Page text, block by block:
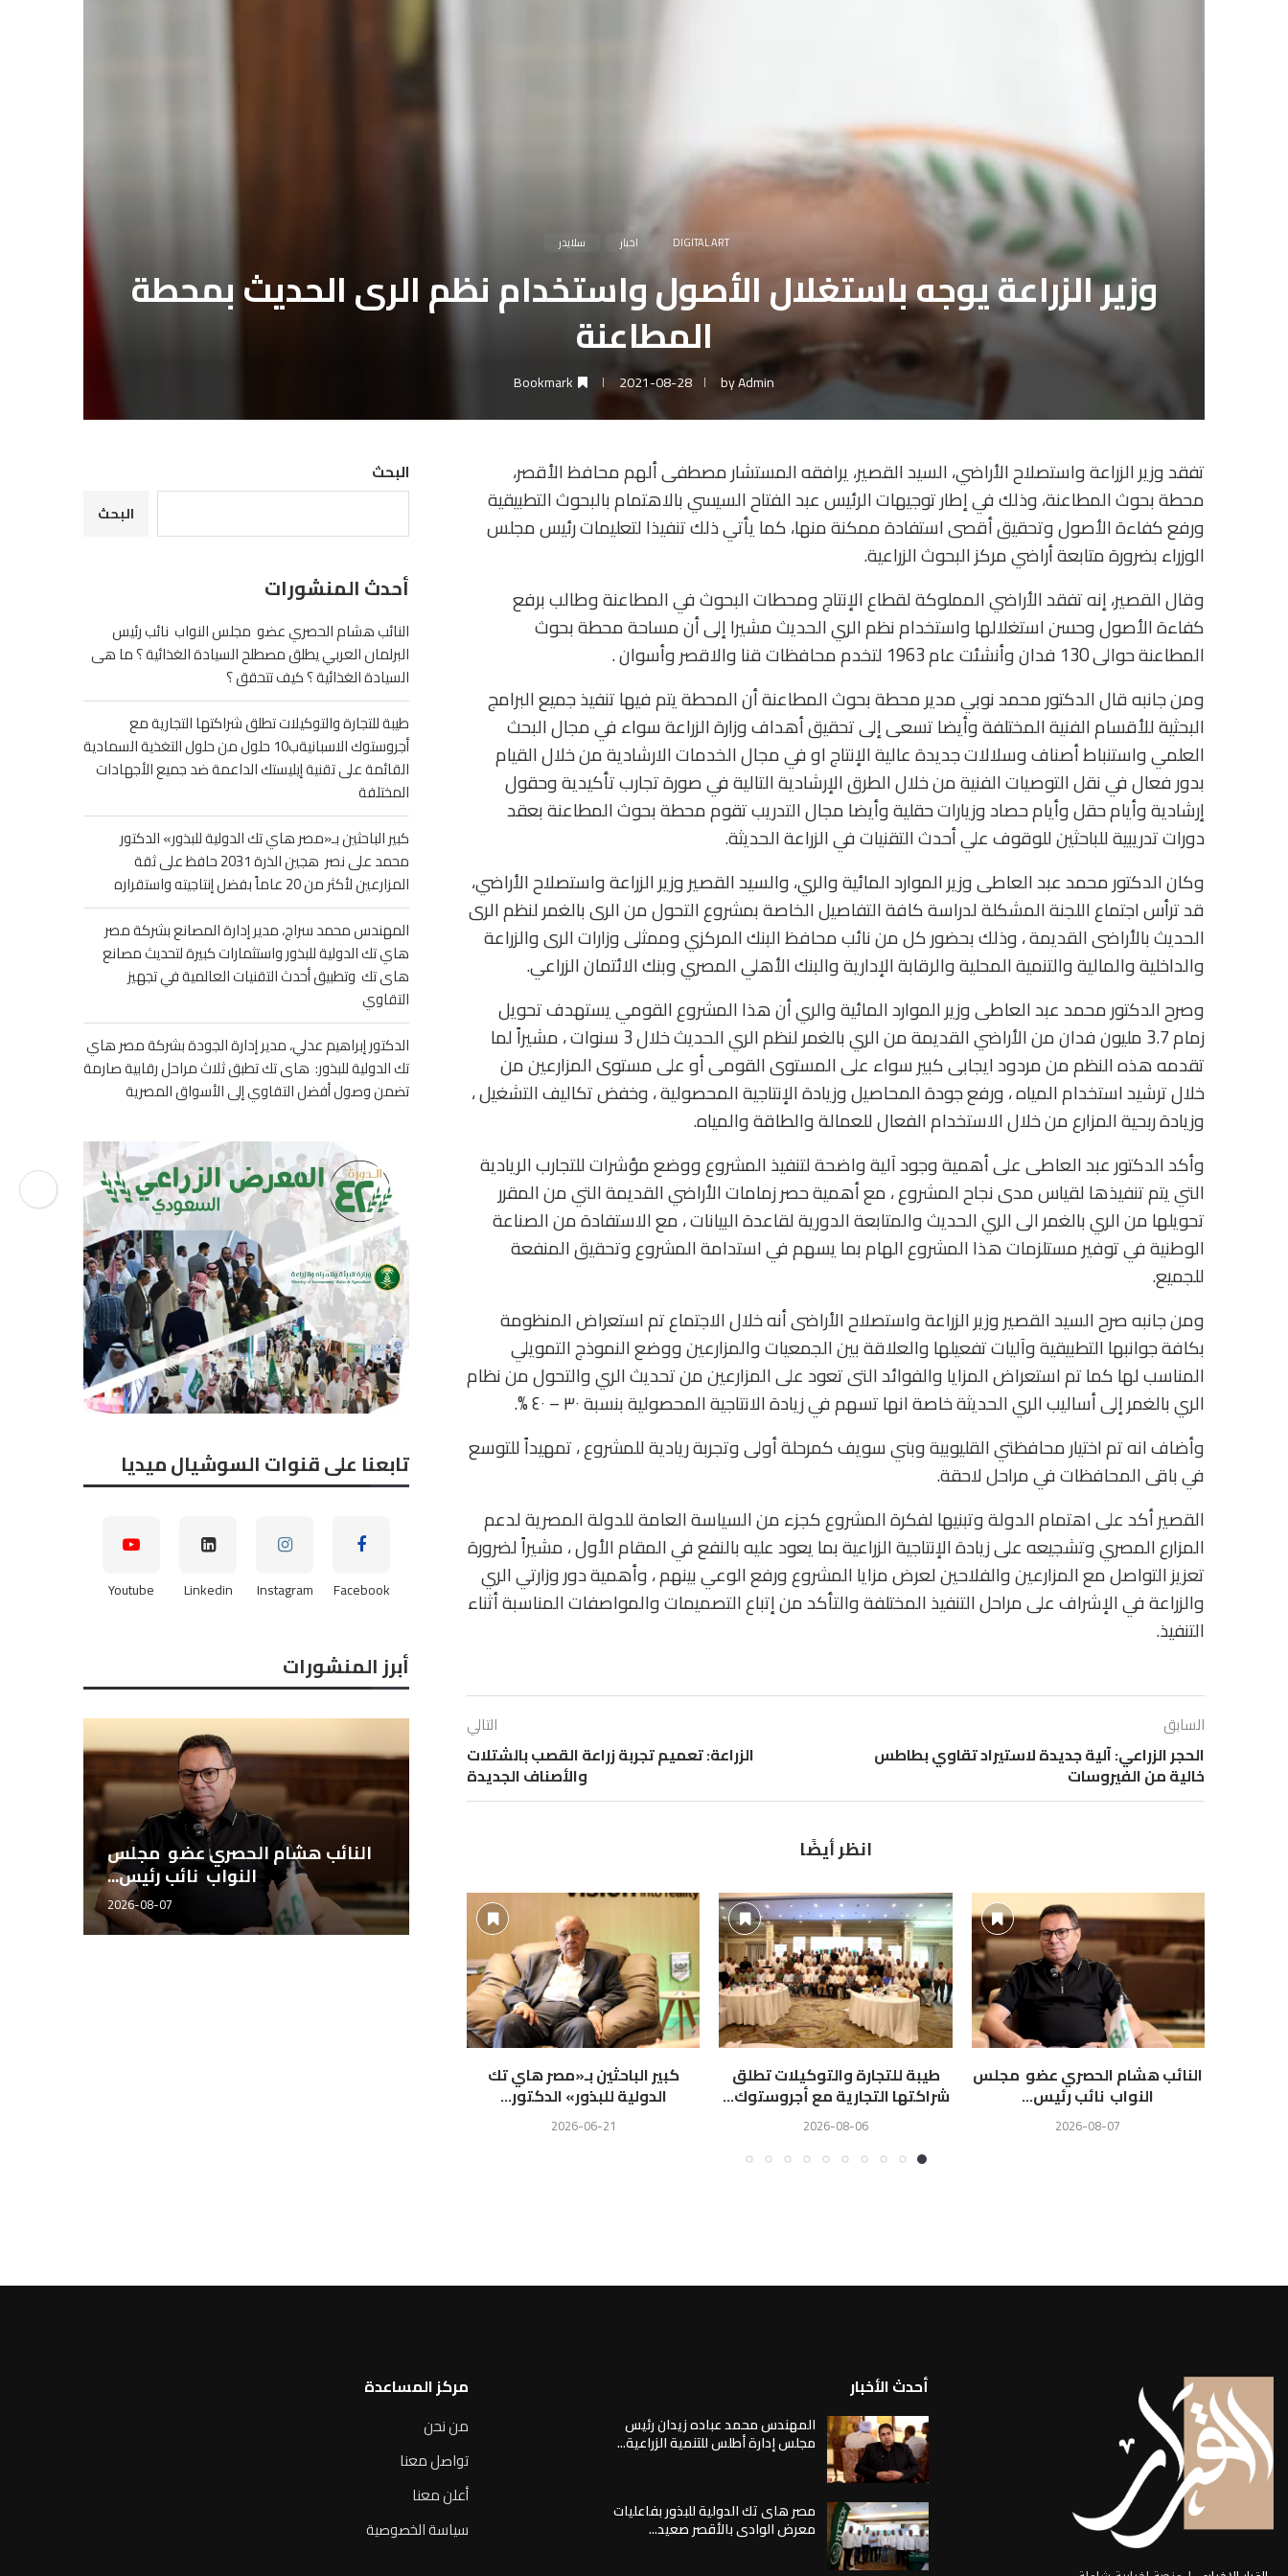
DIGITAL ART اخبار سلايدر
وزير الزراعة يوجه باستغلال الأصول واستخدام نظم الرى الحديث بمحطة
المطاعنة
byAdmin
2021-08-28
Bookmark
تفقد وزير الزراعة واستصلاح الأراضي، السيد القصير، يرافقه المستشار مصطفى ألهم محافظ الأقصر،
محطة بحوث المطاعنة، وذلك في إطار توجيهات الرئيس عبد الفتاح السيسي بالاهتمام بالبحوث التطبيقية
ورفع كفاءة الأصول وتحقيق أقصى استفادة ممكنة منها، كما يأتي ذلك تنفيذا لتعليمات رئيس مجلس
الوزراء بضرورة متابعة أراضي مركز البحوث الزراعية.
وقال القصير، إنه تفقد الأراضي المملوكة لقطاع الإنتاج ومحطات البحوث في المطاعنة وطالب برفع
كفاءة الأصول وحسن استغلالها واستخدام نظم الري الحديث مشيرا إلى أن مساحة محطة بحوث
المطاعنة حوالى 130 فدان وأنشئت عام 1963 لتخدم محافظات قنا والاقصر وأسوان .
ومن جانبه قال الدكتور محمد نوبي مدير محطة بحوث المطاعنة أن المحطة يتم فيها تنفيذ جميع البرامج
البحثية للأقسام الفنية المختلفة وأيضا تسعى إلى تحقيق أهداف وزارة الزراعة سواء في مجال البحث
العلمي واستنباط أصناف وسلالات جديدة عالية الإنتاج او في مجال الخدمات الارشادية من خلال القيام
بدور فعال في نقل التوصيات الفنية من خلال الطرق الإرشادية التالية في صورة تجارب تأكيدية وحقول
إرشادية وأيام حقل وأيام حصاد وزيارات حقلية وأيضا مجال التدريب تقوم محطة بحوث المطاعنة بعقد
دورات تدريبية للباحثين للوقوف علي أحدث التقنيات في الزراعة الحديثة.‏
وكان الدكتور محمد عبد العاطى وزير الموارد المائية والري، والسيد القصير وزير الزراعة واستصلاح الأراضي،
قد ترأس اجتماع اللجنة المشكلة لدراسة كافة التفاصيل الخاصة بمشروع التحول من الرى بالغمر لنظم الرى
الحديث بالأراضى القديمة ، وذلك بحضور كل من نائب محافظ البنك المركزي وممثلى وزارات الرى والزراعة
والداخلية والمالية والتنمية المحلية والرقابة الإدارية والبنك الأهلي المصري وبنك الائتمان الزراعي.
وصرح الدكتور محمد عبد العاطى وزير الموارد المائية والري أن هذا المشروع القومي يستهدف تحويل
زمام 3.7 مليون فدان من الأراضي القديمة من الري بالغمر لنظم الري الحديث خلال 3 سنوات ، مشيراً لما
تقدمه هذه النظم من مردود ايجابى كبير سواء على المستوى القومى أو على مستوى المزارعين من
خلال ترشيد استخدام المياه ، ورفع جودة المحاصيل وزيادة الإنتاجية المحصولية ، وخفض تكاليف التشغيل ،
وزيادة ربحية المزارع من خلال الاستخدام الفعال للعمالة والطاقة والمياه.
وأكد الدكتور عبد العاطى على أهمية وجود آلية واضحة لتنفيذ المشروع ووضع مؤشرات للتجارب الريادية
التي يتم تنفيذها لقياس مدى نجاح المشروع ، مع أهمية حصر زمامات الأراضي القديمة التي من المقرر
تحويلها من الري بالغمر الى الري الحديث والمتابعة الدورية لقاعدة البيانات ، مع الاستفادة من الصناعة
الوطنية في توفير مستلزمات هذا المشروع الهام بما يسهم في استدامة المشروع وتحقيق المنفعة
للجميع.
ومن جانبه صرح السيد القصير وزير الزراعة واستصلاح الأراضى أنه خلال الاجتماع تم استعراض المنظومة
بكافة جوانبها التطبيقية وآليات تفعيلها والعلاقة بين الجمعيات والمزارعين ووضع النموذج التمويلي
المناسب لها كما تم استعراض المزايا والفوائد التى تعود على المزارعين من تحديث الري والتحول من نظام
الري بالغمر إلى أساليب الري الحديثة خاصة انها تسهم في زيادة الانتاجية المحصولية بنسبة ٣٠ – ٤٠ %.
وأضاف انه تم اختيار محافظتي القليوبية وبني سويف كمرحلة أولى وتجربة ريادية للمشروع ، تمهيداً للتوسع
في باقى المحافظات في مراحل لاحقة.
القصير أكد على اهتمام الدولة وتبنيها لفكرة المشروع كجزء من السياسة العامة للدولة المصرية لدعم
المزارع المصري وتشجيعه على زيادة الإنتاجية الزراعية بما يعود عليه بالنفع في المقام الأول ، مشيراً لضرورة
تعزيز التواصل مع المزارعين والفلاحين لعرض مزايا المشروع ورفع الوعي بينهم ، وأهمية دور وزارتي الري
والزراعة في الإشراف على مراحل التنفيذ المختلفة والتأكد من إتباع التصميمات والمواصفات المناسبة أثناء
التنفيذ.
السابق
الحجر الزراعي: آلية جديدة لاستيراد تقاوي بطاطس
خالية من الفيروسات
التالي
الزراعة: تعميم تجربة زراعة القصب بالشتلات
والأصناف الجديدة
انظر أيضًا
النائب هشام الحصري عضو مجلس
النواب نائب رئيس...
2026-08-07
طيبة للتجارة والتوكيلات تطلق
شراكتها التجارية مع أجروستوك...
2026-08-06
كبير الباحثين بـ«مصر هاي تك
الدولية للبذور» الدكتور...
2026-06-21
البحث
البحث
أحدث المنشورات
النائب هشام الحصري عضو مجلس النواب نائب رئيس
البرلمان العربي يطلق مصطلح السيادة الغذائية ؟ ما هى
السيادة الغذائية ؟ كيف تتحقق ؟
طيبة للتجارة والتوكيلات تطلق شراكتها التجارية مع
أجروستوك الاسبانيةب10 حلول من حلول التغذية السمادية
القائمة على تقنية إيليستك الداعمة ضد جميع الأجهادات
المختلفة
كبير الباحثين بـ«مصر هاي تك الدولية للبذور» الدكتور
محمد على نصر هجين الذرة 2031 حافظ على ثقة
المزارعين لأكثر من 20 عاماً بفضل إنتاجيته واستقراره
المهندس محمد سراج، مدير إدارة المصانع بشركة مصر
هاي تك الدولية للبذور واستثمارات كبيرة لتحديث مصانع
هاى تك وتطبيق أحدث التقنيات العالمية في تجهيز
التقاوي
الدكتور إبراهيم عدلي، مدير إدارة الجودة بشركة مصر هاي
تك الدولية للبذور: هاى تك تطبق ثلاث مراحل رقابية صارمة
تضمن وصول أفضل التقاوي إلى الأسواق المصرية
تابعنا على قنوات السوشيال ميديا
Facebook
Instagram
Linkedin
Youtube
أبرز المنشورات
طيبة للتجارة والتوكيلات تطلق
شراكتها التجارية مع أجروستوك...
2026-08-06 2026-06-21
2026-06-21
2026-06-21
أحدث الأخبار
المهندس محمد عباده زيدان رئيس
مجلس إدارة أطلس للتنمية الزراعية...
مصر هاى تك الدولية للبذور بفاعليات
معرض الوادى بالأقصر صعيد...
مركز المساعدة
من نحن
تواصل معنا
أعلن معنا
سياسة الخصوصية